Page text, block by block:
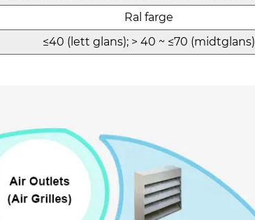
Ral farge
≤40 (lett glans); > 40 ~ ≤70 (midtglans)